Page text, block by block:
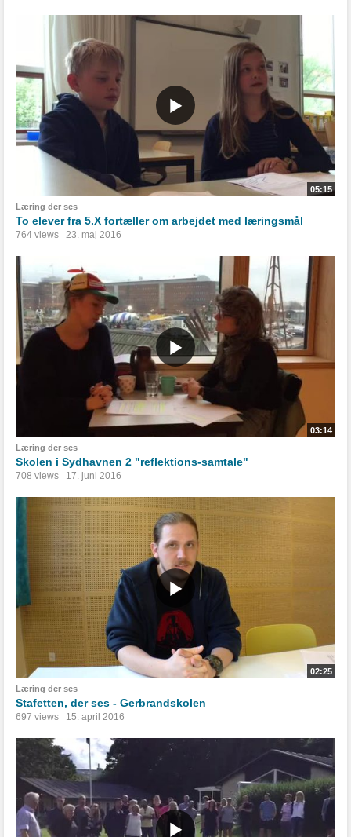
05:15
Læring der ses
To elever fra 5.X fortæller om arbejdet med læringsmål
764 views 23. maj 2016
03:14
Læring der ses
Skolen i Sydhavnen 2 "reflektions-samtale"
708 views 17. juni 2016
02:25
Læring der ses
Stafetten, der ses - Gerbrandskolen
697 views 15. april 2016